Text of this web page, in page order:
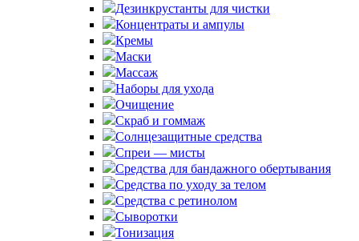
Дезинкрустанты для чистки
Концентраты и ампулы
Кремы
Маски
Массаж
Наборы для ухода
Очищение
Скраб и гоммаж
Солнцезащитные средства
Спреи — мисты
Средства для бандажного обертывания
Средства по уходу за телом
Средства с ретинолом
Сыворотки
Тонизация